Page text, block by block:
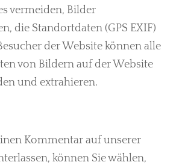
vermeiden, Bilder
die Standortdaten (GPS EXIF)
der Website können alle
von Bildern auf der Website
und extrahieren.
Kommentar auf unserer
können Sie wählen,